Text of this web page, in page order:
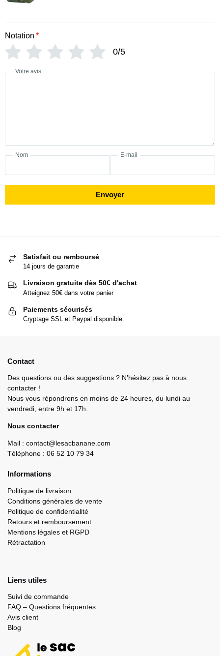
Notation *
0/5
Votre avis
Nom E-mail
Envoyer
Satisfait ou remboursé
14 jours de garantie
Livraison gratuite dès 50€ d'achat
Atteignez 50€ dans votre panier
Paiements sécurisés
Cryptage SSL et Paypal disponible.
Contact
Des questions ou des suggestions ? N’hésitez pas à nous
contacter !
Nous vous répondrons en moins de 24 heures, du lundi au
vendredi, entre 9h et 17h.
Nous contacter
Mail : contact@lesacbanane.com
Téléphone : 06 52 10 79 34
Informations
Politique de livraison
Conditions générales de vente
Politique de confidentialité
Retours et remboursement
Mentions légales et RGPD
Rétractation
Liens utiles
Suivi de commande
FAQ – Questions fréquentes
Avis client
Blog